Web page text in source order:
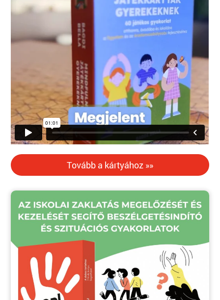
Tovább a kártyához »»